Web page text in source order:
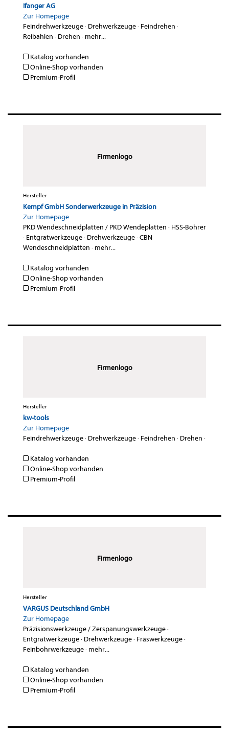
Ifanger AG
Zur Homepage
Feindrehwerkzeuge· Drehwerkzeuge· Feindrehen ·
Reibahlen · Drehen · mehr...
Katalog vorhanden
Online-Shop vorhanden
Premium-Profil
Firmenlogo
Hersteller
Kempf GmbH Sonderwerkzeuge in Präzision
Zur Homepage
PKD Wendeschneidplatten / PKD Wendeplatten · HSS-Bohrer
· Entgratwerkzeuge· Drehwerkzeuge·CBN
Wendeschneidplatten · mehr...
Katalog vorhanden
Online-Shop vorhanden
Premium-Profil
Firmenlogo
Hersteller
kw-tools
Zur Homepage
Feindrehwerkzeuge· Drehwerkzeuge· Feindrehen · Drehen ·
Katalog vorhanden
Online-Shop vorhanden
Premium-Profil
Firmenlogo
Hersteller
VARGUS Deutschland GmbH
Zur Homepage
Präzisionswerkzeuge / Zerspanungswerkzeuge·
Entgratwerkzeuge· Drehwerkzeuge· Fräswerkzeuge·
Feinbohrwerkzeuge· mehr...
Katalog vorhanden
Online-Shop vorhanden
Premium-Profil